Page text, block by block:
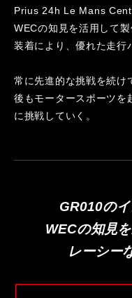
Prius 24h Le Mans
WECの知見を活用して
装着により、優れた走行
常に先進的な挑戦を続け
後もモータースポーツを
に挑戦していく。
GR010のイ
WECの知見
レーシー